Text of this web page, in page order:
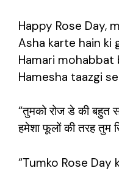
Happy Rose Day,
Asha karte hain ki
Hamari mohabbat
Hamesha taazgi
“तुमको रोज डे की बहुत
हमेशा फूलों की तरह तुम
“Tumko Rose Day